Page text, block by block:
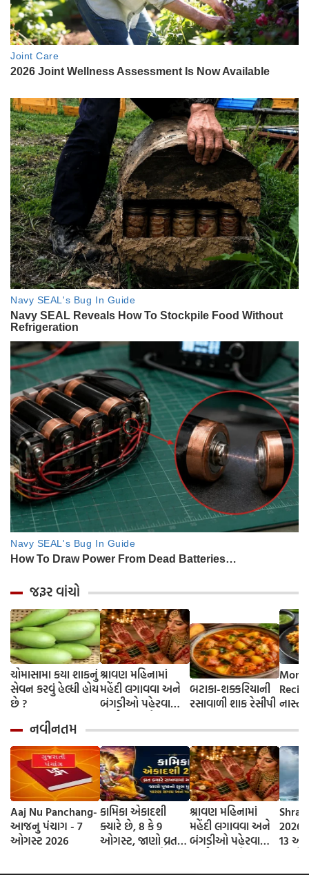
જરૂર વાંચો
ચોમાસામા કયા શાકનું
સેવન કરવું હેલ્ધી હોય
છે ?
શ્રાવણ મહિનામાં
મહેંદી લગાવવા અને
બંગડીઓ પહેરવાના
બટાકા-શક્કરિયાની
રસાવાળી શાક રેસીપી
જશો!
નવીનતમ
Aaj Nu Panchang-
આજનુ પંચાગ - 7
ઓગસ્ટ 2026
કામિકા એકાદશી
ક્યારે છે, 8 કે 9
ઓગસ્ટ, જાણો વ્રતની
ભગવાન વિષ્ણુની
શ્રાવણ મહિનામાં
મહેંદી લગાવવા અને
બંગડીઓ પહેરવાના
2026
13